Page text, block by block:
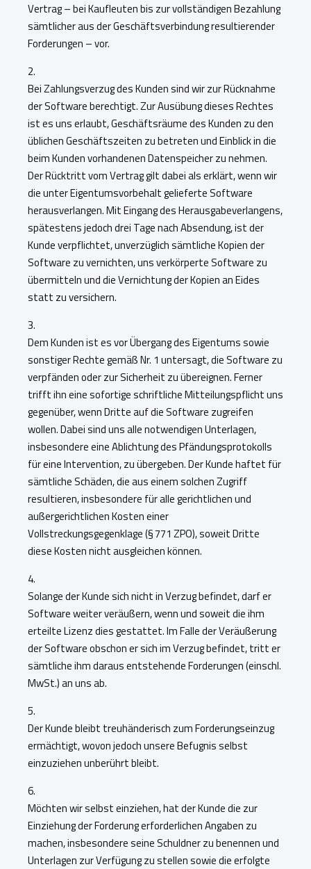
Vertrag – bei Kaufleuten bis zur vollständigen Bezahlung
sämtlicher aus der Geschäftsverbindung resultierender
Forderungen – vor.
2.
Bei Zahlungsverzug des Kunden sind wir zur Rücknahme
der Software berechtigt. Zur Ausübung dieses Rechtes
ist es uns erlaubt, Geschäftsräume des Kunden zu den
üblichen Geschäftszeiten zu betreten und Einblick in die
beim Kunden vorhandenen Datenspeicher zu nehmen.
Der Rücktritt vom Vertrag gilt dabei als erklärt, wenn wir
die unter Eigentumsvorbehalt gelieferte Software
herausverlangen. Mit Eingang des Herausgabeverlangens,
spätestens jedoch drei Tage nach Absendung, ist der
Kunde verpflichtet, unverzüglich sämtliche Kopien der
Software zu vernichten, uns verkörperte Software zu
übermitteln und die Vernichtung der Kopien an Eides
statt zu versichern.
3.
Dem Kunden ist es vor Übergang des Eigentums sowie
sonstiger Rechte gemäß Nr. 1 untersagt, die Software zu
verpfänden oder zur Sicherheit zu übereignen. Ferner
trifft ihn eine sofortige schriftliche Mitteilungspflicht uns
gegenüber, wenn Dritte auf die Software zugreifen
wollen. Dabei sind uns alle notwendigen Unterlagen,
insbesondere eine Ablichtung des Pfändungsprotokolls
für eine Intervention, zu übergeben. Der Kunde haftet für
sämtliche Schäden, die aus einem solchen Zugriff
resultieren, insbesondere für alle gerichtlichen und
außergerichtlichen Kosten einer
Vollstreckungsgegenklage (§ 771 ZPO), soweit Dritte
diese Kosten nicht ausgleichen können.
4.
Solange der Kunde sich nicht in Verzug befindet, darf er
Software weiter veräußern, wenn und soweit die ihm
erteilte Lizenz dies gestattet. Im Falle der Veräußerung
der Software obschon er sich im Verzug befindet, tritt er
sämtliche ihm daraus entstehende Forderungen (einschl.
MwSt.) an uns ab.
5.
Der Kunde bleibt treuhänderisch zum Forderungseinzug
ermächtigt, wovon jedoch unsere Befugnis selbst
einzuziehen unberührt bleibt.
6.
Möchten wir selbst einziehen, hat der Kunde die zur
Einziehung der Forderung erforderlichen Angaben zu
machen, insbesondere seine Schuldner zu benennen und
Unterlagen zur Verfügung zu stellen sowie die erfolgte